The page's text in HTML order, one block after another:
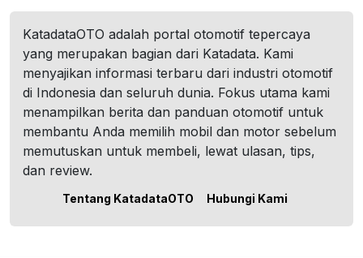
KatadataOTO adalah portal otomotif tepercaya
yang merupakan bagian dari Katadata. Kami
menyajikan informasi terbaru dari industri otomotif
di Indonesia dan seluruh dunia. Fokus utama kami
menampilkan berita dan panduan otomotif untuk
membantu Anda memilih mobil dan motor sebelum
memutuskan untuk membeli, lewat ulasan, tips,
dan review.
Tentang KatadataOTO Hubungi Kami